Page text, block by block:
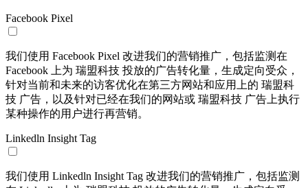
Facebook Pixel
我们使用 Facebook Pixel 改进我们的营销推广，包括监测在
Facebook 上为 瑞盟科技 投放的广告转化量，生成定向受众，
针对当前和未来的访客优化在第三方网站和应用上的 瑞盟科
技 广告，以及针对已经在我们的网站或 瑞盟科技 广告上执行
某种操作的用户进行再营销。
Linkedln Insight Tag
我们使用 Linkedln Insight Tag 改进我们的营销推广，包括监测